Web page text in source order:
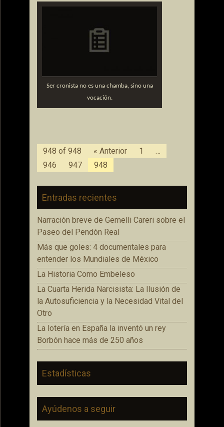
Ser cronista no es una chamba, sino una
vocación.
948 of 948 « Anterior 1
…
946
947 948
Entradas recientes
Narración breve de Gemelli Careri sobre el
Paseo del Pendón Real
Más que goles: 4 documentales para
entender los Mundiales de México
La Historia Como Embeleso
La Cuarta Herida Narcisista: La Ilusión de
la Autosuficiencia y la Necesidad Vital del
Otro
La lotería en España la inventó un rey
Borbón hace más de 250 años
Estadísticas
Ayúdenos a seguir